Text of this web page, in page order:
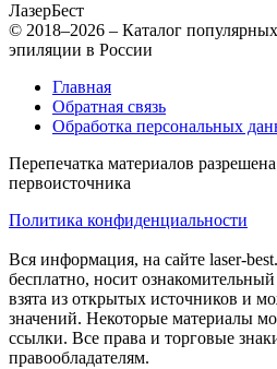
ЛазерБест
© 2018–2026 – Каталог
эпиляции в России
Главная
Обратная связь
Обработка персональных
Перепечатка материалов
первоисточника
Политика конфиденциальности
Вся информация, на сайте laser-
бесплатно, носит
взята из открытых источников и
значений. Некоторые материалы
ссылки. Все права и торговые
правообладателям.